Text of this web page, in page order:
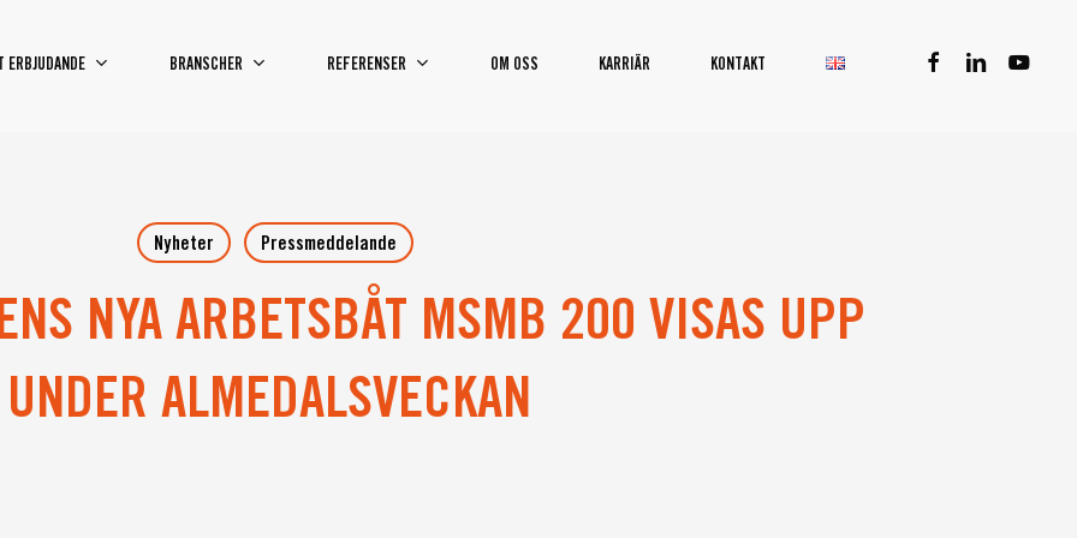
ERBJUDANDE BRANSCHER REFERENSER OM OSS KARRIÄR KONTAKT facebooklinkedin youtube
Nyheter Pressmeddelande
NYA ARBETSBÅT MSMB 200 VISAS UPP
UNDER ALMEDALSVECKAN